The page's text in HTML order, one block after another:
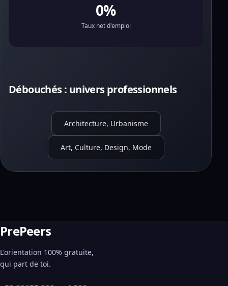
0%
Taux net d'emploi
Débouchés : univers professionnels
Architecture, Urbanisme
Art, Culture, Design, Mode
PrePeers
L'orientation 100% gratuite,
qui part de toi.